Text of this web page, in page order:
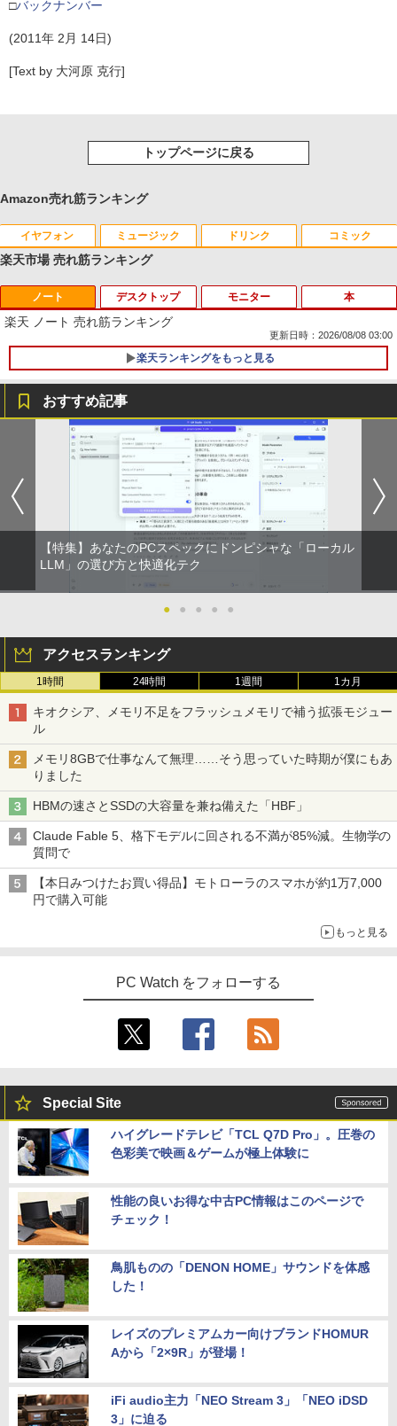
□バックナンバー
(2011年 2月 14日)
[Text by 大河原 克行]
トップページに戻る
Amazon売れ筋ランキング
イヤフォン
Anker Soundcore P40i オフホワイト
￥7,990
￥5,990
Anker Soundcore Liberty 5 ミッドナイトブ
ラック
￥14,990
【2026年アップグレード版】AOKIMI ワイヤ
レスイヤホン bluetooth イヤホン V12 小型
軽量 ブルートゥースHi-Fi 最大36時間再生 ぶ
るーとゅーす コードレス ENCノイズキャン
セリング 自動ペアリング Type-C充電 マイク
付き 防水 タッチ式音量調整 スポーツ/通勤/通
￥2,599
Xiaomi シャオミ REDMI Buds 8 Lite ワイヤ
レスイヤホン Bluetooth 5.4 ノイズキャンセ
リング ANC 36時間再生
￥3,480
ミュージック
BRUCE WAYNE feat. Flo Milli, ATL Jacob
[Explicit]
￥250
[Explicit]
￥250
On My Road (Stadium ver.)
￥250
On My Road (Stadium ver.)
BUGS LIFE
ドリンク
【Amazon.co.jp限定】 い・ろ・は・す 2L P
ET ラベルレス ×8本
￥1,112
富士山の天然水 バナジウム含有 水 ミネラル
ウォーター ペットボトル 静岡県産 500ミリリ
ットル (Smart Basic)
￥1,380
by Amazon 天然水ラベルレス 2L×9本
￥1,117
by Amazon 炭酸水 ラベルレス 500ml ×24本
強炭酸水 ペットボトル 500ミリリットル (Sm
art Basic)
￥1,625
コカ・コーラ やかんの麦茶 from 爽健美茶 ラ
￥2,009
コミック
薬屋のひとりごと 17巻 (デジタル版ビッグガ
ンガンコミックス)
￥770
エース)
￥832
ONE PIECE モノクロ版 115 (ジャンプコミッ
クスDIGITAL)
￥594
HUNTER×HUNTER モノクロ版 39 (ジャンプ
コミックスDIGITAL)
￥572
スーパーの裏でヤニ吸うふたり 9巻 (デジタル
版ビッグガンガンコミックス)
￥810
楽天市場 売れ筋ランキング
ノート
楽天 ノート 売れ筋ランキング
更新日時：2026/08/08 03:00
楽天ランキングをもっと見る
デスクトップ モニター
PHILIPS 241V8 LED液晶モニター 23.8
インチワイド ブラック 1920×1080 （フ
ルHD）16:9 IPSパネル 非光沢 ノングレ
ア 液晶ディスプレイ HDMI VGA VESA準
拠 PS4 switch 対応 スイッチ 【中古】
￥6,500
2
【楽天1位!1,600円OFFクーポン 8/4 20:
00-8/11 01:59】Xiaomi Monitor A24i 20
Hzリフレッシュレート sRGB99% 1670
万色 300nits ΔE＜1 低ブルーライト 大
画面 TÜV認証 目にやさしい 調整可能な
スタンド VESA
￥12,580
e Care ［23.8型 / フルHD(1920×1080) /
ワイド］ VA249HG
￥13,800
レイ(23.8型/ADS/FullHD 1920×1080/10
0Hz/5ms/HDMI/DP/USB Type-C/VESA/5
￥25,977
￥29,800
本
ギルティサークル（21） 【電子書籍】[
山本やみー ]
片田舎のおっさん、剣聖になる 11 〜
した弟子たちが俺を放ってくれない件〜
【電子書籍】[ 佐賀崎しげる ]
￥1,430
3
TACO直伝！ 知っているだけで劇的に上
達する 人体ドローイングのコツ390 [ TA
￥2,420
ちいかわ なんか小さくてかわいいやつ 1
巻～7巻 コミックセット【 新品 】ナガノ
切ない 描きおろしエピソード Twitter ツ
イッター X エックス コミック アニメ 漫
ROCKIN'ON JAPAN (ロッキング・オ
ン・ジャパン) 2026年 10月号
おすすめ記事
【特集】あなたのPCスペックにドンピシャな「ローカル
LLM」の選び方と快適化テク
● ● ● ● ●
アクセスランキング
1時間 24時間 1週間 1カ月
キオクシア、メモリ不足をフラッシュメモリで補う拡張モジュー
ル
メモリ8GBで仕事なんて無理……そう思っていた時期が僕にもあ
りました
HBMの速さとSSDの大容量を兼ね備えた「HBF」
Claude Fable 5、格下モデルに回される不満が85%減。生物学の
質問で
【本日みつけたお買い得品】モトローラのスマホが約1万7,000
円で購入可能
もっと見る
PC Watch をフォローする
Special Site
ハイグレードテレビ「TCL Q7D Pro」。圧巻の
色彩美で映画＆ゲームが極上体験に
性能の良いお得な中古PC情報はこのページで
チェック！
鳥肌ものの「DENON HOME」サウンドを体感
した！
レイズのプレミアムカー向けブランドHOMUR
Aから「2×9R」が登場！
iFi audio主力「NEO Stream 3」「NEO iDSD
3」に迫る